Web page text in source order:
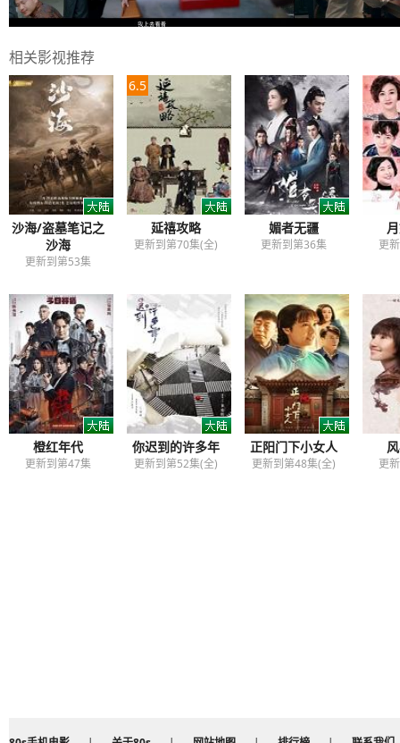
相关影视推荐
沙海/盗墓笔记之
沙海
更新到第53集
6.5
延禧攻略
更新到第70集(全)
媚者无疆
更新到第36集 更
橙红年代
更新到第47集
你迟到的许多年
更新到第52集(全)
正阳门下小女人
更新到第48集(全) 更